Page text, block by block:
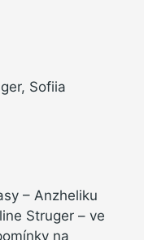
Sofiia
– Anzheliku
Struger – ve
na